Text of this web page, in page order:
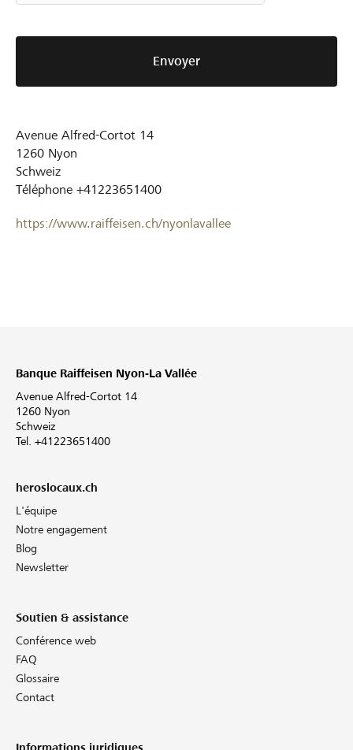
Envoyer
Avenue Alfred-Cortot 14
1260 Nyon
Schweiz
Téléphone +41223651400
https://www.raiffeisen.ch/nyonlavallee
Banque Raiffeisen Nyon-La Vallée
Avenue Alfred-Cortot 14
1260 Nyon
Schweiz
Tel. +41223651400
heroslocaux.ch
L'équipe
Notre engagement
Blog
Newsletter
Soutien & assistance
Conférence web
FAQ
Glossaire
Contact
Informations juridiques